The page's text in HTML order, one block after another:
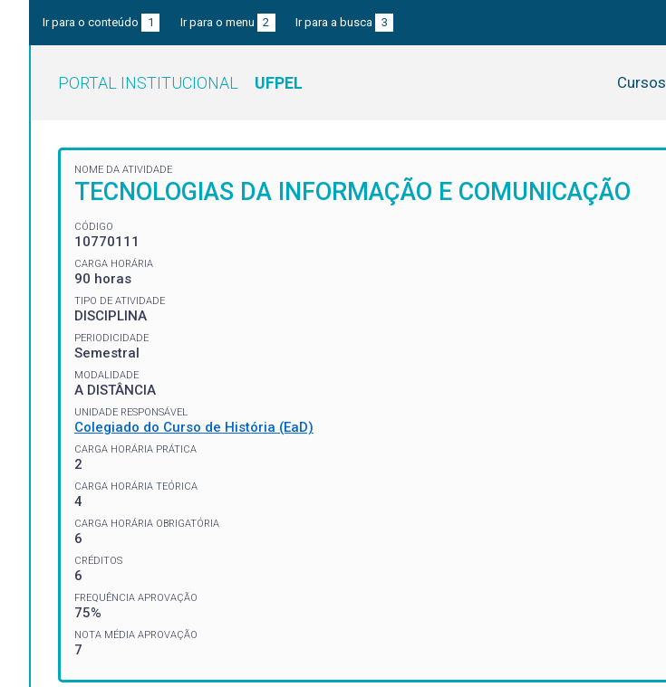
Ir para o conteúdo 1 Ir para o menu 2 Ir para a busca 3
PORTAL INSTITUCIONAL UFPEL Cursos
NOME DA ATIVIDADE
TECNOLOGIAS DA INFORMAÇÃO E COMUNICAÇÃO
CÓDIGO
10770111
CARGA HORÁRIA
90 horas
TIPO DE ATIVIDADE
DISCIPLINA
PERIODICIDADE
Semestral
MODALIDADE
A DISTÂNCIA
UNIDADE RESPONSÁVEL
Colegiado do Curso de História (EaD)
CARGA HORÁRIA PRÁTICA
2
CARGA HORÁRIA TEÓRICA
4
CARGA HORÁRIA OBRIGATÓRIA
6
CRÉDITOS
6
FREQUÊNCIA APROVAÇÃO
75%
NOTA MÉDIA APROVAÇÃO
7